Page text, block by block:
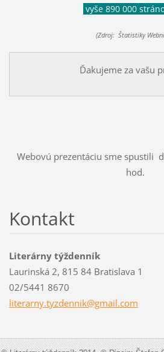
vyše 890 000
(Zdroj: Štatistiky
Ďakujeme za vašu
Webovú prezentáciu sme spustili
hod.
Kontakt
Literárny týždenník
Laurinská 2, 815 84 Bratislava 1
02/5441 8670
literarny.tyzdennik@gmail.com